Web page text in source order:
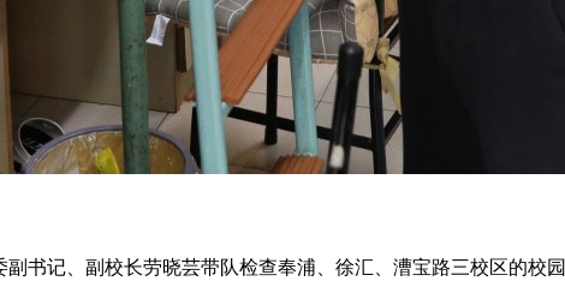
书记、副校长劳晓芸带队检查奉浦、徐汇、漕宝路三校区的校